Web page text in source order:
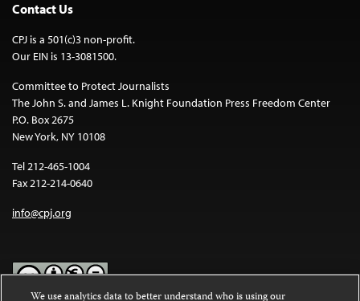
Contact Us
CPJ is a 501(c)3 non-profit.
Our EIN is 13-3081500.
Committee to Protect Journalists
The John S. and James L. Knight Foundation Press Freedom Center
P.O. Box 2675
New York, NY 10108
Tel 212-465-1004
Fax 212-214-0640
info@cpj.org
We use analytics data to better understand who is using our